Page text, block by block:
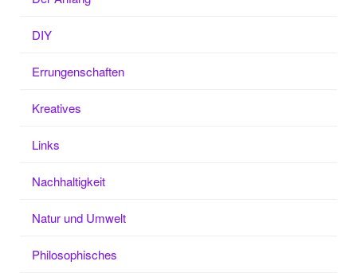
DIY
Errungenschaften
Kreatives
Links
Nachhaltigkeit
Natur und Umwelt
Philosophisches